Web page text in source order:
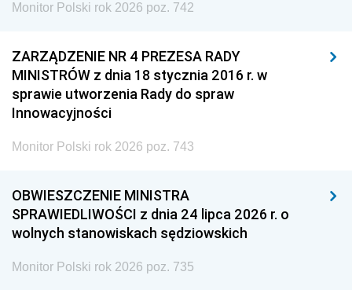
Monitor Polski rok 2026 poz. 742
ZARZĄDZENIE NR 4 PREZESA RADY
MINISTRÓW z dnia 18 stycznia 2016 r. w
sprawie utworzenia Rady do spraw
Innowacyjności
Monitor Polski rok 2026 poz. 743
OBWIESZCZENIE MINISTRA
SPRAWIEDLIWOŚCI z dnia 24 lipca 2026 r. o
wolnych stanowiskach sędziowskich
Monitor Polski rok 2026 poz. 735